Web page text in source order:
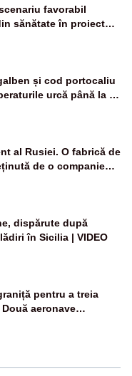
favorabil
sănătate în proiectul
și cod portocaliu
urcă până la 38
devin tropicale
al Rusiei. O fabrică de
de o companie
de o rachetă
dispărute după
în Sicilia | VIDEO
pentru a treia
aeronave
au fost ridicate de la